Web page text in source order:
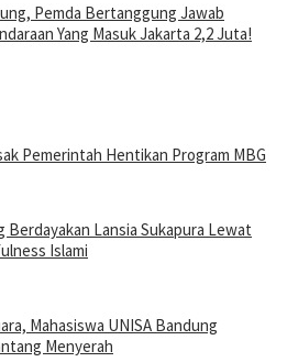
Pemda Bertanggung Jawab
Yang Masuk Jakarta 2,2 Juta!
Pemerintah Hentikan Program MBG
Berdayakan Lansia Sukapura Lewat
Islami
Mahasiswa UNISA Bandung
Menyerah